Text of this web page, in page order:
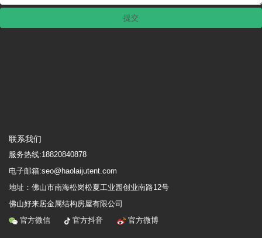
联系我们
服务热线:18820840878
电子邮箱:seo@haolaijutent.com
地址： 佛山市南海松岗松夏工业园创业南路12号
佛山好来居金属结构房屋有限公司
官方微信
官方抖音 官方微博